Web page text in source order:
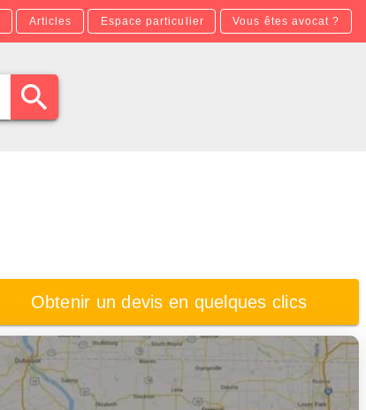
Articles Espace particulier Vous êtes avocat ?
Obtenir un devis en quelques clics